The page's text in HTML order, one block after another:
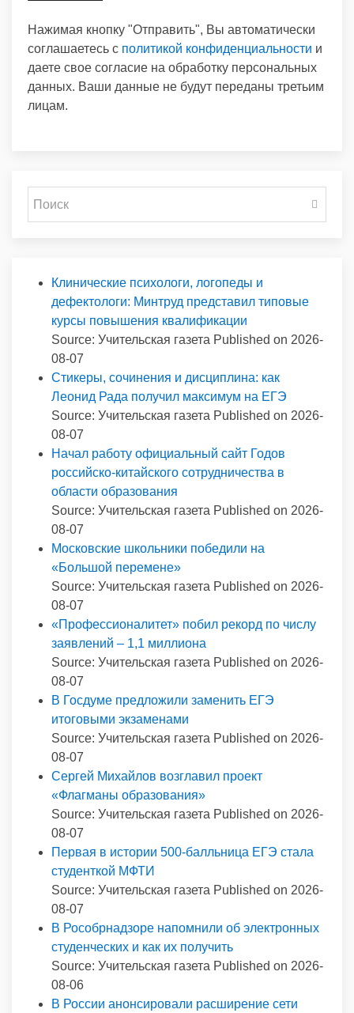
Нажимая кнопку "Отправить", Вы автоматически
соглашаетесь с политикой конфиденциальности и
даете свое согласие на обработку персональных
данных. Ваши данные не будут переданы третьим
лицам.
Клинические психологи, логопеды и
дефектологи: Минтруд представил типовые
курсы повышения квалификации
Source: Учительская газета Published on 2026-
08-07
Стикеры, сочинения и дисциплина: как
Леонид Рада получил максимум на ЕГЭ
Source: Учительская газета Published on 2026-
08-07
Начал работу официальный сайт Годов
российско-китайского сотрудничества в
области образования
Source: Учительская газета Published on 2026-
08-07
Московские школьники победили на
«Большой перемене»
Source: Учительская газета Published on 2026-
08-07
«Профессионалитет» побил рекорд по числу
заявлений – 1,1 миллиона
Source: Учительская газета Published on 2026-
08-07
В Госдуме предложили заменить ЕГЭ
итоговыми экзаменами
Source: Учительская газета Published on 2026-
08-07
Сергей Михайлов возглавил проект
«Флагманы образования»
Source: Учительская газета Published on 2026-
08-07
Первая в истории 500-балльница ЕГЭ стала
студенткой МФТИ
Source: Учительская газета Published on 2026-
08-07
В Рособрнадзоре напомнили об электронных
студенческих и как их получить
Source: Учительская газета Published on 2026-
08-06
В России анонсировали расширение сети